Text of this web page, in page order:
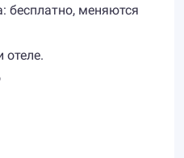
бесплатно, меняются
отеле.